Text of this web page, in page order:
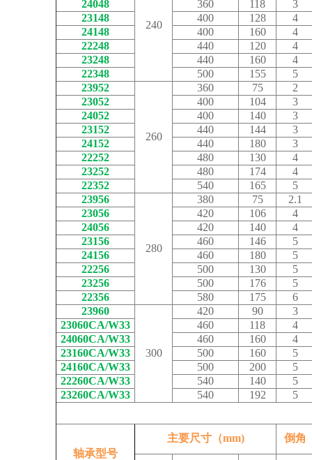
240
24048
360 118
3
23148
400 128
4
24148
400 160
4
22248
440 120
4
23248
440 160
4
22348
500 155
5
23952
260
360 75
2
23052
400 104
3
24052
400 140
3
23152
440 144
3
24152
440 180
3
22252
480 130
4
23252
480 174
4
22352
540 165
5
23956
280
380 75
2.1
23056
420 106
4
24056
420 140
4
23156
460 146
5
24156
460 180
5
22256
500 130
5
23256
500 176
5
22356
580 175
6
23960
300
420 90
3
23060CA/W33
460 118
4
24060CA/W33
460 160
4
23160CA/W33
500 160
5
24160CA/W33
500 200
5
22260CA/W33
540 140
5
23260CA/W33
540 192 5
轴承型号
主要尺寸（mm) 倒角